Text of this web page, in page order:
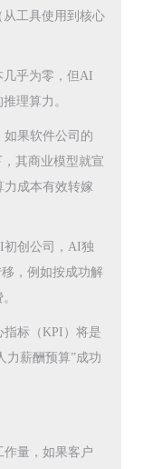
从工具使用到核心
几乎为零，但AI
理算力。
如果软件公司的
其商业模型就宣
成本有效转嫁
初创公司，AI独
，例如按成功解
标（KPI）将是
力薪酬预算”成功
量，如果客户